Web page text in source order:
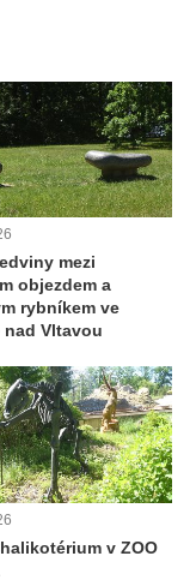
mezi
objezdem a
rybníkem ve
nad Vltavou
v ZOO